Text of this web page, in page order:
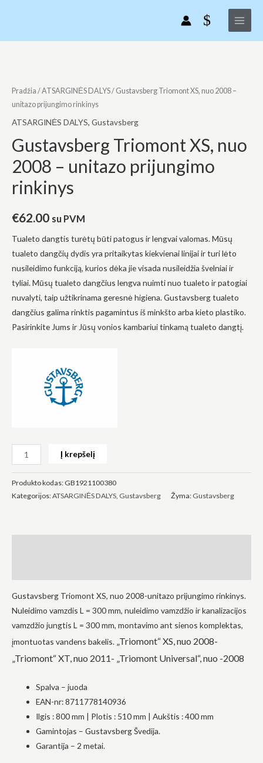
Main
Menu
Pradžia /ATSARGINĖS DALYS/ Gustavsberg Triomont XS, nuo 2008 –
unitazo prijungimo rinkinys
ATSARGINĖS DALYS, Gustavsberg
Gustavsberg Triomont XS, nuo
2008 – unitazo prijungimo
rinkinys
€62.00 su PVM
Tualeto dangtis turėtų būti patogus ir lengvai valomas. Mūsų
tualeto dangčių dydis yra pritaikytas kiekvienai linijai ir turi lėto
nusileidimo funkciją, kurios dėka jie visada nusileidžia švelniai ir
tyliai. Mūsų tualeto dangčius lengva nuimti nuo tualeto ir patogiai
nuvalyti, taip užtikrinama geresnė higiena. Gustavsberg tualeto
dangčius galima rinktis pagamintus iš minkšto arba kieto plastiko.
Pasirinkite Jums ir Jūsų vonios kambariui tinkamą tualeto dangtį.
Gustavsberg
Triomont
XS,
2008
-
prijungimo
Į krepšelį
Produkto kodas: GB1921100380
Kategorijos:ATSARGINĖS DALYS, Gustavsberg Žyma: Gustavsberg
Gustavsberg Triomont XS, nuo 2008-unitazo prijungimo rinkinys.
Nuleidimo vamzdis L = 300 mm, nuleidimo vamzdžio ir kanalizacijos
vamzdžio jungtis L = 300 mm, montavimo ant sienos komplektas,
įmontuotas vandens bakelis. „Triomont“ XS, nuo 2008-
„Triomont“ XT, nuo 2011- „Triomont Universal“, nuo -2008
Spalva – juoda
EAN-nr: 8711778140936
Ilgis : 800 mm | Plotis : 510 mm | Aukštis : 400 mm
Gamintojas – Gustavsberg Švedija.
Garantija – 2 metai.
privalomi.
reikalingi,
Statistika
pagerinti
svetainės
į tai, kaip
Patirtis
Kad mūsų
svetainė
veiktų kuo
apsilankymo
metu. Jei
kai kurios
svetainės
išnyks.
unitazo
prijungimo
rinkinys